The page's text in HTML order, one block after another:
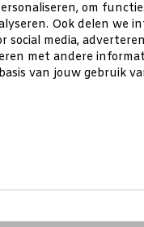
om
Ook delen we
social media,
met andere
van jouw gebruik